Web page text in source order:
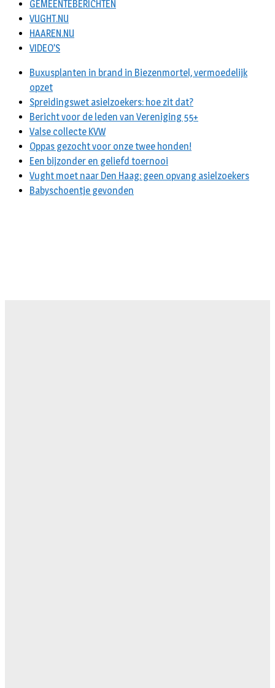
GEMEENTEBERICHTEN
VUGHT.NU
HAAREN.NU
VIDEO’S
Buxusplanten in brand in Biezenmortel, vermoedelijk
opzet
Spreidingswet asielzoekers: hoe zit dat?
Bericht voor de leden van Vereniging 55+
Valse collecte KVW
Oppas gezocht voor onze twee honden!
Een bijzonder en geliefd toernooi
Vught moet naar Den Haag: geen opvang asielzoekers
Babyschoentje gevonden